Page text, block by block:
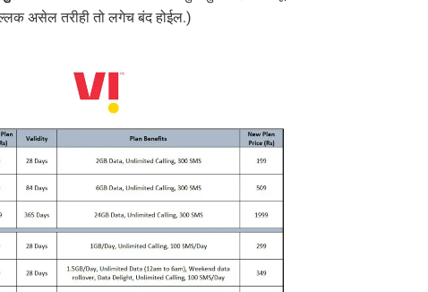
असेल तरीही तो लगेच बंद होईल.)